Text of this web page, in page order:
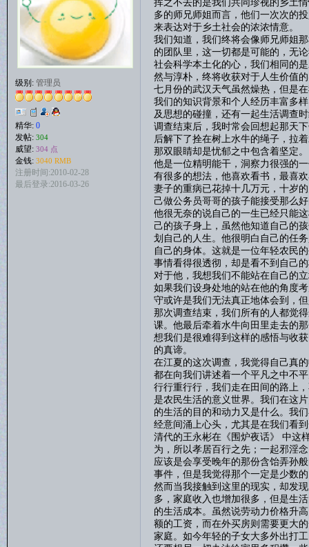
级别: 管理员
精华: 0
发帖: 304
威望: 304 点
金钱: 3040 RMB
注册时间:2010-02-28
最后登录:2016-03-26
多的师兄师姐而言，他们一次次的
来表达对于乡土社会的浓浓情意。
我们知道，我们终将会像师兄师姐
的团队里，这一切都是可能的，无
社会科学本土化的心，我们相同的
然与淳朴，终将收获对于人生价值
七月份的武汉天气虽然燥热，但是
我们的知识背景和个人经历丰富多
及思想的碰撞，还有一起生活调查
调查结束后，我时常会回想起那天
后解下了拴在树上水牛的绳子，拉
那双眼睛却是忧郁之中包含着坚定。
他是一位精明能干，洞察力很强的
有很多的想法，他喜欢看书，最喜
妻子的重病已花掉十几万元，十岁
己做公务员哥哥的孩子能接受那么
他很无奈的说自己的一生已经只能
己的孩子身上，虽然他知道自己的
划自己的人生。他很明白自己的任
自己的身体。这就是一位年轻农民
事情看得很透彻，却是看不到自己
对于他，我想我们不能站在自己的
如果我们设身处地的站在他的角度
守或许是我们无法真正地体会到，
那次调查结束，我们所有的人都觉
课。他最后牵着水牛向田里走去的
想我们是很难得到这样的感悟与收
的真谛。
在江夏的这次调查，我觉得自己真
都在向我们讲述着一个平凡之中不
行行重行行，我们走在田间的路上
是农民生活的意义世界。我们在这
的生活的目的和动力又是什么。我
经意间涌上心头，尤其是在我们看
清代的王永彬在《围炉夜话》 中这
为，所以孝居百行之先；一起邪淫
应该是会享受晚年的那份含饴弄孙
事件，但是我觉得那个一定是少数
然而当我接触到这里的现实，却发
多，家庭收入也增加很多，但是生
的生活成本。虽然说劳动力价格升
额的工资，而在外买房则需要更大
家庭。如今年轻的子女大多外出打